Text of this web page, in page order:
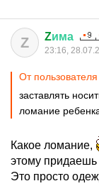
Z Zима
23:16,
От пользователя
заставлять
ломание
Какое ломание,
этому придаешь
Это просто